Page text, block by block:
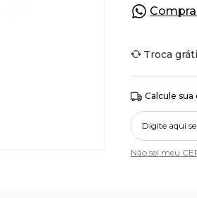
Troca
Calcule
Não sei meu